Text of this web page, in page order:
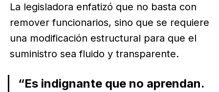
La legisladora enfatizó que no basta con
remover funcionarios, sino que se requiere
una modificación estructural para que el
suministro sea fluido y transparente.
“Es indignante que no aprendan.